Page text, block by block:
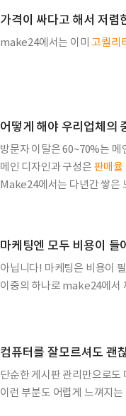
가격이 싸다고 해서 저
make24에서는 이미고퀄리
어떻게 해야 우리업체의
방문자 이탈은 60~70%는 메
메인 디자인과 구성은 판매율
Make24에서는 다년간 쌓은
마케팅엔 모두 비용이 들
아닙니다! 마케팅은 비용이
이중의 하나로 make24에서
컴퓨터를 잘모르셔도 괜
단순한 게시판 관리만으로도
이런 부분도 어렵게 느껴지